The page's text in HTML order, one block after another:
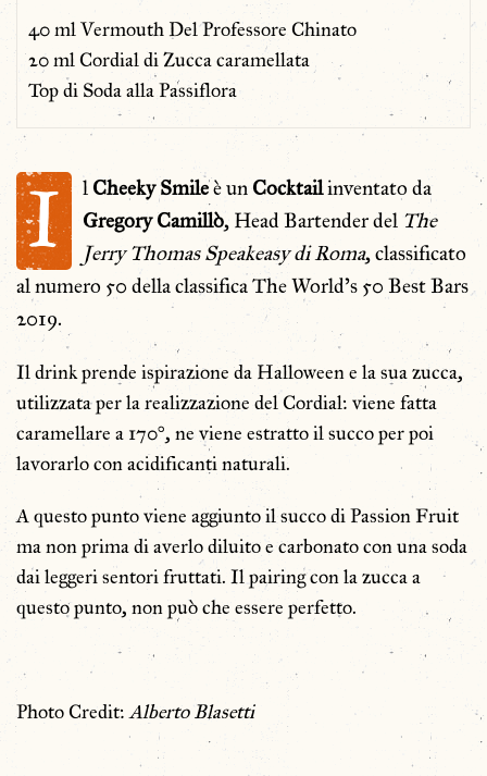
40 ml Vermouth Del Professore Chinato
20 ml Cordial di Zucca caramellata
Top di Soda alla Passiflora
I l Cheeky Smileè un Cocktailinventato da
Gregory Camillò, Head Bartender del The
Jerry Thomas Speakeasy di Roma, classificato
al numero 50 della classifica The World’s 50 Best Bars
2019.
Il drink prende ispirazione da Halloween e la sua zucca,
utilizzata per la realizzazione del Cordial: viene fatta
caramellare a 170°, ne viene estratto il succo per poi
lavorarlo con acidificanti naturali.
A questo punto viene aggiunto il succo di Passion Fruit
ma non prima di averlo diluito e carbonato con una soda
dai leggeri sentori fruttati. Il pairing con la zucca a
questo punto, non può che essere perfetto.
Photo Credit:Alberto Blasetti